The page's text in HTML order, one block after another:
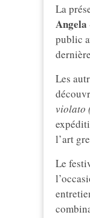
La
Angela
public
Les
violato
l’art
Le